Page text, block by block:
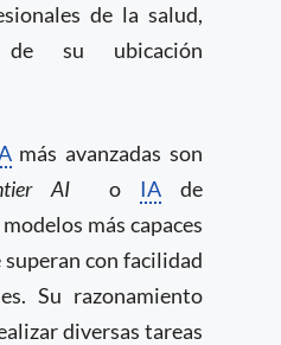
de la salud,
de su ubicación
más avanzadas son
AI o IAde
más capaces
con facilidad
Su razonamiento
diversas tareas